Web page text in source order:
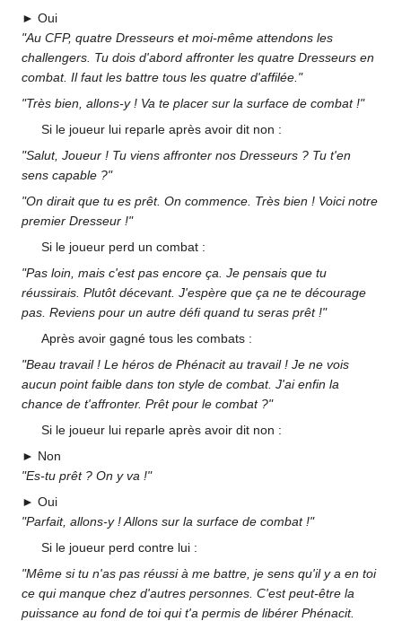
► Oui
"Au CFP, quatre Dresseurs et moi-même attendons les
challengers. Tu dois d'abord affronter les quatre Dresseurs en
combat. Il faut les battre tous les quatre d'affilée."
"Très bien, allons-y ! Va te placer sur la surface de combat !"
Si le joueur lui reparle après avoir dit non :
"Salut, Joueur ! Tu viens affronter nos Dresseurs ? Tu t'en
sens capable ?"
"On dirait que tu es prêt. On commence. Très bien ! Voici notre
premier Dresseur !"
Si le joueur perd un combat :
"Pas loin, mais c'est pas encore ça. Je pensais que tu
réussirais. Plutôt décevant. J'espère que ça ne te décourage
pas. Reviens pour un autre défi quand tu seras prêt !"
Après avoir gagné tous les combats :
"Beau travail ! Le héros de Phénacit au travail ! Je ne vois
aucun point faible dans ton style de combat. J'ai enfin la
chance de t'affronter. Prêt pour le combat ?"
Si le joueur lui reparle après avoir dit non :
► Non
"Es-tu prêt ? On y va !"
► Oui
"Parfait, allons-y ! Allons sur la surface de combat !"
Si le joueur perd contre lui :
"Même si tu n'as pas réussi à me battre, je sens qu'il y a en toi
ce qui manque chez d'autres personnes. C'est peut-être la
puissance au fond de toi qui t'a permis de libérer Phénacit.